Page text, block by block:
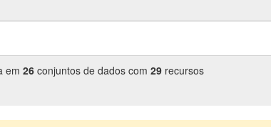
em 26 conjuntos de dados com 29 recursos